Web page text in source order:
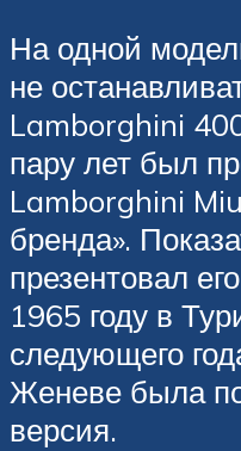
На одной
не
Lamborghini
пару лет был
Lamborghini
бренда».
презентовал
1965 году в
следующего
Женеве была
версия.